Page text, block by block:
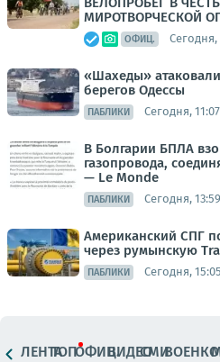
МИРОТВОРЧЕСКОЙ
ОФИЦ. Сегодня,
«Шахеды»
берегов Одессы
ПАБЛИКИ Сегодня, 11:07
В Болгарии БПЛА
газопровода,
— Le Monde
ПАБЛИКИ Сегодня, 13:59
Американский СПГ
через румынскую
ПАБЛИКИ Сегодня, 15:05
ЛЕНТАТОПОФИЦ.ВИДЕОСМИ